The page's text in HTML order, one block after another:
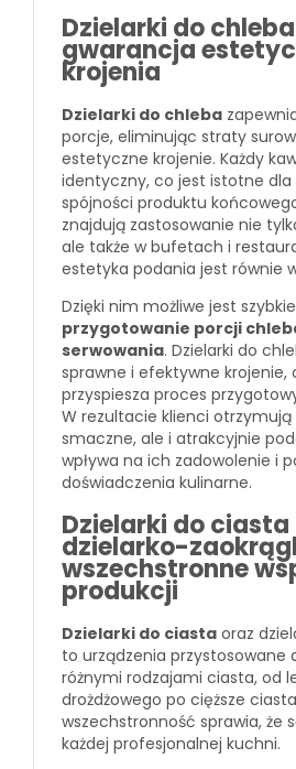
Dzielarki do
gwarancja
krojenia
Dzielarki do chleba
porcje, eliminując straty
estetyczne krojenie. Każdy
identyczny, co jest istotne dla
spójności produktu
znajdują zastosowanie nie
ale także w bufetach i
estetyka podania jest równie
Dzięki nim możliwe jest
przygotowanie porcji
serwowania. Dzielarki do
sprawne i efektywne krojenie,
przyspiesza proces
W rezultacie klienci otrzymują
smaczne, ale i atrakcyjnie
wpływa na ich zadowolenie i
doświadczenia kulinarne.
Dzielarki do ciasta
dzielarko-
wszechstronne
produkcji
Dzielarki do ciasta oraz
to urządzenia przystosowane
różnymi rodzajami ciasta, od
drożdżowego po cięższe
wszechstronność sprawia, że
każdej profesjonalnej kuchni.